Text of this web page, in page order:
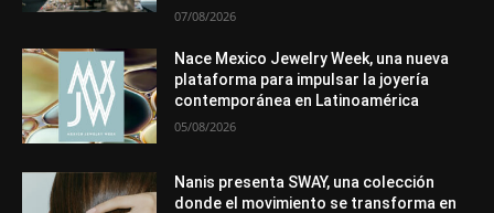
07/08/2026
Nace Mexico Jewelry Week, una nueva
plataforma para impulsar la joyería
contemporánea en Latinoamérica
05/08/2026
Nanis presenta SWAY, una colección
donde el movimiento se transforma en